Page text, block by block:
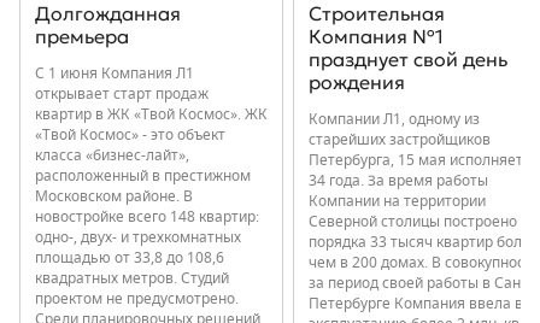
Долгожданная
премьера
С 1 июня Компания Л1
открывает старт продаж
квартир в ЖК «Твой Космос». ЖК
«Твой Космос» - это объект
класса «бизнес-лайт»,
расположенный в престижном
Московском районе. В
новостройке всего 148 квартир:
одно-, двух- и трехкомнатных
площадью от 33,8 до 108,6
квадратных метров. Студий
проектом не предусмотрено.
Среди планировочных решений
Строительная
Компания №1
празднует свой день
рождения
Компании Л1, одному из
старейших застройщиков
Петербурга, 15 мая исполняется
34 года. За время работы
Компании на территории
Северной столицы построено
порядка 33 тысяч квартир более
чем в 200 домах. В совокупности
за период своей работы в Санкт-
Петербурге Компания ввела в